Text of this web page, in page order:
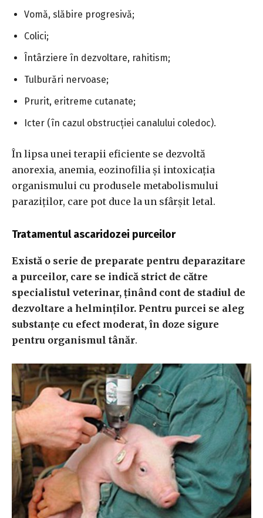
Vomă, slăbire progresivă;
Colici;
Întârziere în dezvoltare, rahitism;
Tulburări nervoase;
Prurit, eritreme cutanate;
Icter (în cazul obstrucției canalului coledoc).
În lipsa unei terapii eficiente se dezvoltă
anorexia, anemia, eozinofilia și intoxicația
organismului cu produsele metabolismului
paraziților, care pot duce la un sfârșit letal.
Tratamentul ascaridozei purceilor
Există o serie de preparate pentru deparazitare
a purceilor, care se indică strict de către
specialistul veterinar, ținând cont de stadiul de
dezvoltare a helminților. Pentru purcei se aleg
substanțe cu efect moderat, în doze sigure
pentru organismul tânăr.